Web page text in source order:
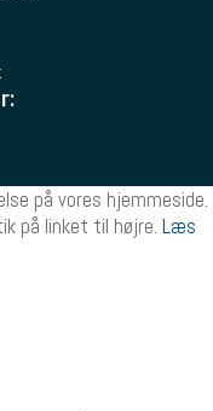
:
på vores hjemmeside.
på linket til højre. Læs